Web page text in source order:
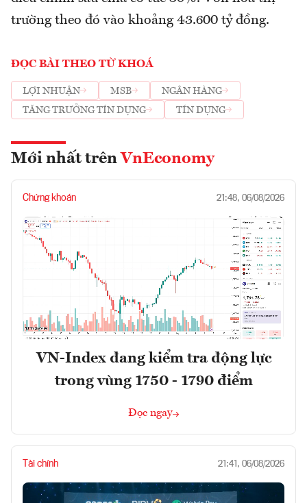
trường theo đó vào khoảng 43.600 tỷ đồng.
ĐỌC BÀI THEO TỪ KHOÁ
LỢI NHUẬN MSB
NGÂN HÀNG
TĂNG TRƯỞNG TÍN DỤNG
TÍN DỤNG
Mới nhất trên VnEconomy
Chứng khoán 21:48, 06/08/2026
VN-Index đang kiểm tra động lực
trong vùng 1750 - 1790 điểm
Đọc ngay
Tài chính 21:41, 06/08/2026